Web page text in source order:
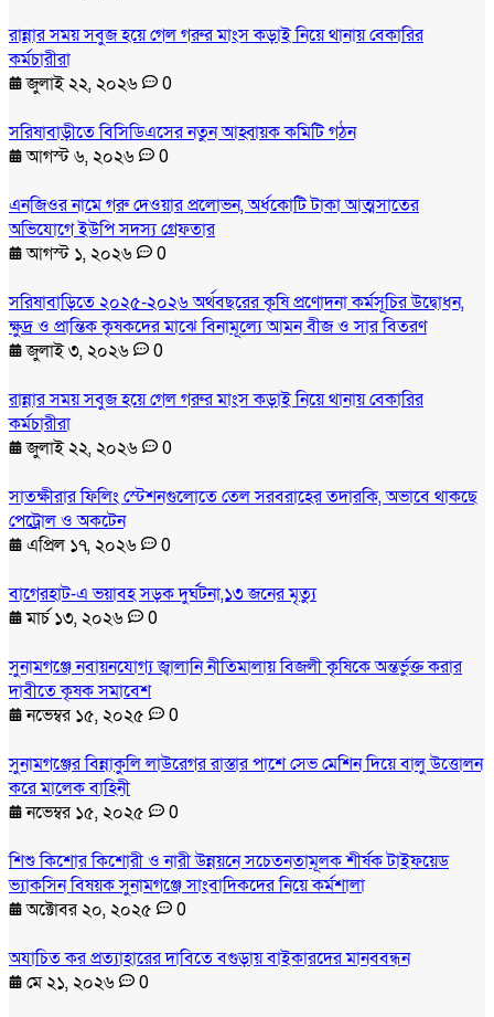
রান্নার সময় সবুজ হয়ে গেল গরুর মাংস কড়াই নিয়ে থানায় বেকারির
কর্মচারীরা
জুলাই ২২, ২০২৬
0
সরিষাবাড়ীতে বিসিডিএসের নতুন আহ্বায়ক কমিটি গঠন
আগস্ট ৬, ২০২৬
0
এনজিওর নামে গরু দেওয়ার প্রলোভন, অর্ধকোটি টাকা আত্মসাতের
অভিযোগে ইউপি সদস্য গ্রেফতার
আগস্ট ১, ২০২৬
0
সরিষাবাড়িতে ২০২৫-২০২৬ অর্থবছরের কৃষি প্রণোদনা কর্মসূচির উদ্বোধন,
ক্ষুদ্র ও প্রান্তিক কৃষকদের মাঝে বিনামূল্যে আমন বীজ ও সার বিতরণ
জুলাই ৩, ২০২৬
0
রান্নার সময় সবুজ হয়ে গেল গরুর মাংস কড়াই নিয়ে থানায় বেকারির
কর্মচারীরা
জুলাই ২২, ২০২৬
0
সাতক্ষীরার ফিলিং স্টেশনগুলোতে তেল সরবরাহের তদারকি, অভাবে থাকছে
পেট্রোল ও অকটেন
এপ্রিল ১৭, ২০২৬
0
বাগেরহাট-এ ভয়াবহ সড়ক দুর্ঘটনা,১৩ জনের মৃত্যু
মার্চ ১৩, ২০২৬
0
সুনামগঞ্জে নবায়নযোগ্য জ্বালানি নীতিমালায় বিজলী কৃষিকে অন্তর্ভুক্ত করার
দাবীতে কৃষক সমাবেশ
নভেম্বর ১৫, ২০২৫
0
সুনামগঞ্জের বিন্নাকুলি লাউরেগর রাস্তার পাশে সেভ মেশিন দিয়ে বালু উত্তোলন
করে মালেক বাহিনী
নভেম্বর ১৫, ২০২৫
0
শিশু কিশোর কিশোরী ও নারী উন্নয়নে সচেতনতামূলক শীর্ষক টাইফয়েড
ভ্যাকসিন বিষয়ক সুনামগঞ্জে সাংবাদিকদের নিয়ে কর্মশালা
অক্টোবর ২০, ২০২৫
0
অযাচিত কর প্রত্যাহারের দাবিতে বগুড়ায় বাইকারদের মানববন্ধন
মে ২১, ২০২৬
0